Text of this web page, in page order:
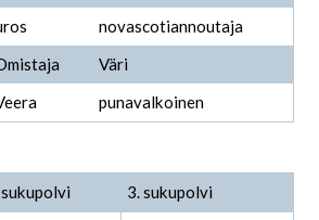
novascotiannoutaja
Väri
punavalkoinen
sukupolvi 3. sukupolvi